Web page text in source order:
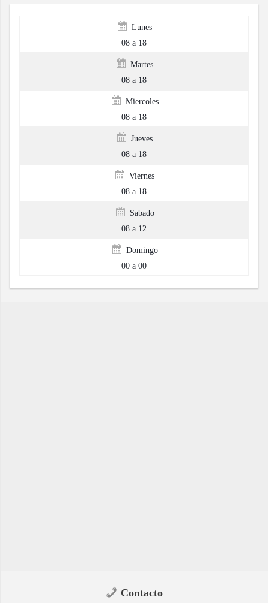
Lunes
08 a 18
Martes
08 a 18
Miercoles
08 a 18
Jueves
08 a 18
Viernes
08 a 18
Sabado
08 a 12
Domingo
00 a 00
Contacto